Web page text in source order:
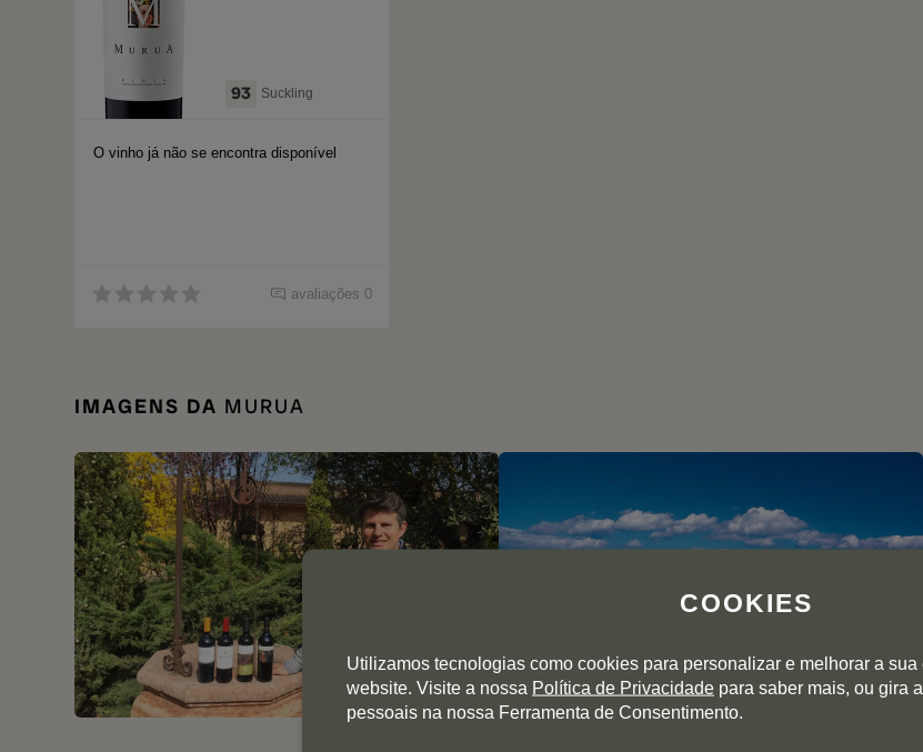
93 Suckling
O vinho já não se encontra disponível
avaliações 0
IMAGENS DA MURUA
COOKIES
Utilizamos tecnologias como cookies para personalizar e melhorar a
website. Visite a nossa Política de Privacidade para saber mais, ou gira
pessoais na nossa Ferramenta de Consentimento.